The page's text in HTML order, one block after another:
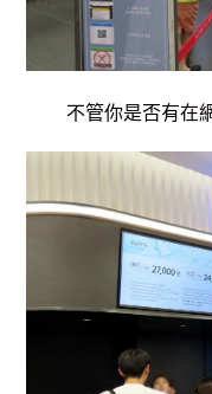
不管你是否有在